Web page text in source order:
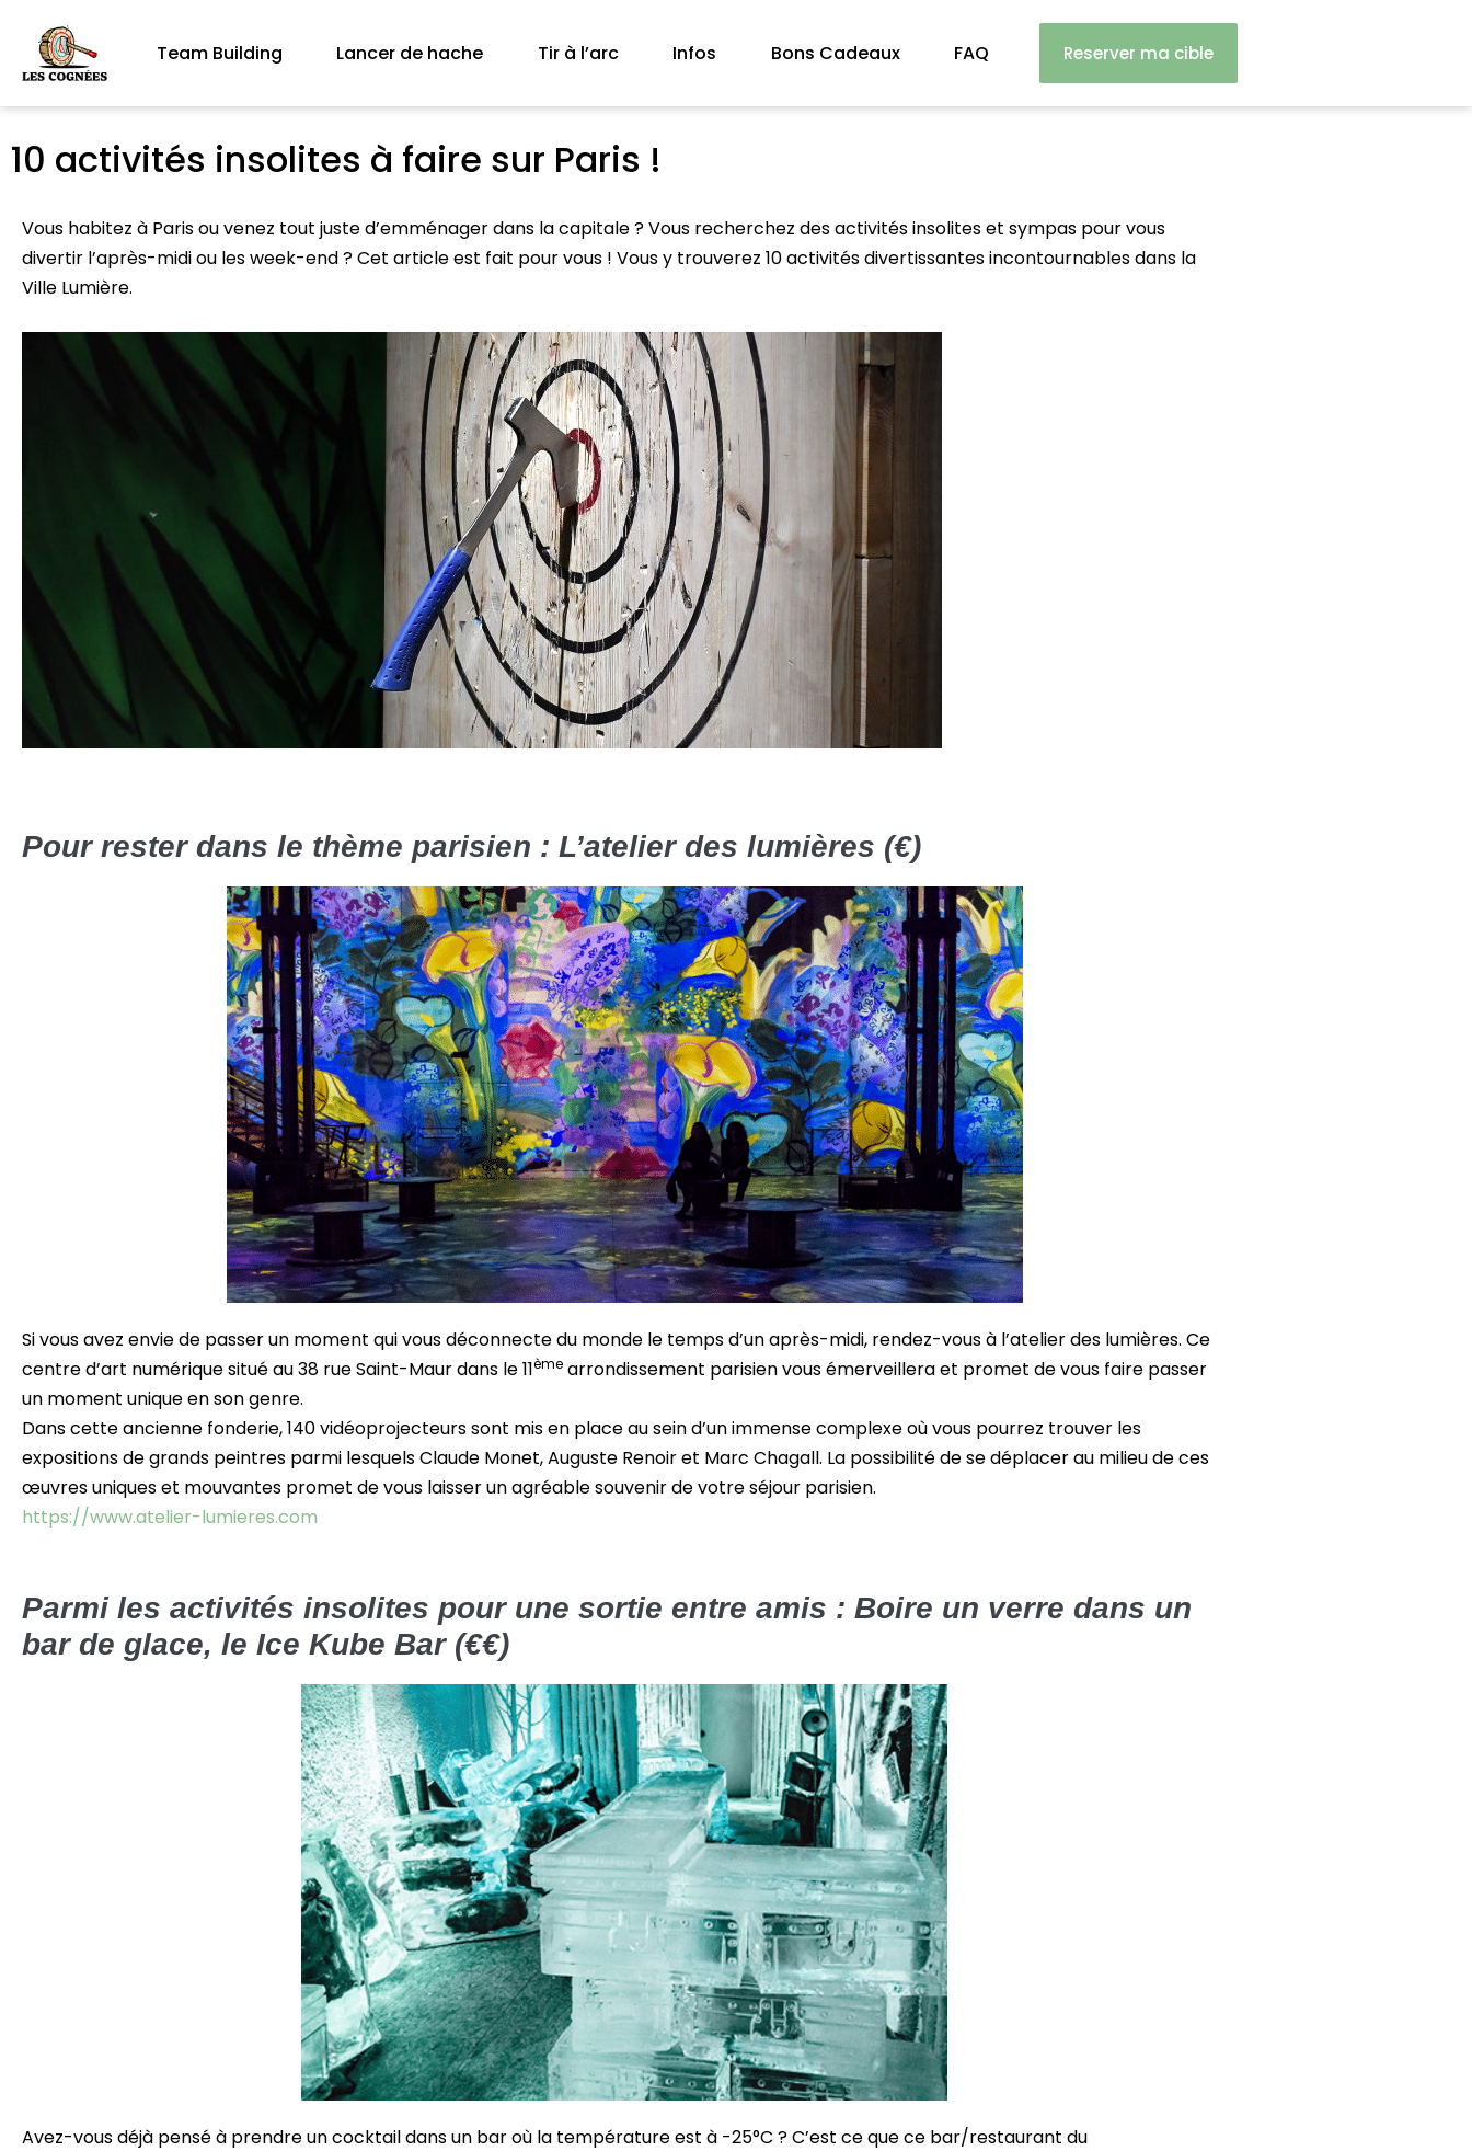
Team Building Lancer de hache Tir à l’arc Infos Bons Cadeaux FAQ Reserver ma cible
10 activités insolites à faire sur Paris !
Vous habitez à Paris ou venez tout juste d’emménager dans la capitale ? Vous recherchez des activités insolites et sympas pour vous
divertir l’après-midi ou les week-end ? Cet article est fait pour vous ! Vous y trouverez 10 activités divertissantes incontournables dans la
Ville Lumière.
Pour rester dans le thème parisien : L’atelier des lumières (€)
Si vous avez envie de passer un moment qui vous déconnecte du monde le temps d’un après-midi, rendez-vous à l’atelier des lumières. Ce
centre d’art numérique situé au 38 rue Saint-Maur dans le 11ème arrondissement parisien vous émerveillera et promet de vous faire passer
un moment unique en son genre.
Dans cette ancienne fonderie, 140 vidéoprojecteurs sont mis en place au sein d’un immense complexe où vous pourrez trouver les
expositions de grands peintres parmi lesquels Claude Monet, Auguste Renoir et Marc Chagall. La possibilité de se déplacer au milieu de ces
œuvres uniques et mouvantes promet de vous laisser un agréable souvenir de votre séjour parisien.
https://www.atelier-lumieres.com
Parmi les activités insolites pour une sortie entre amis : Boire un verre dans un
bar de glace, le Ice Kube Bar (€€)
Avez-vous déjà pensé à prendre un cocktail dans un bar où la température est à -25°C ? C’est ce que ce bar/restaurant du